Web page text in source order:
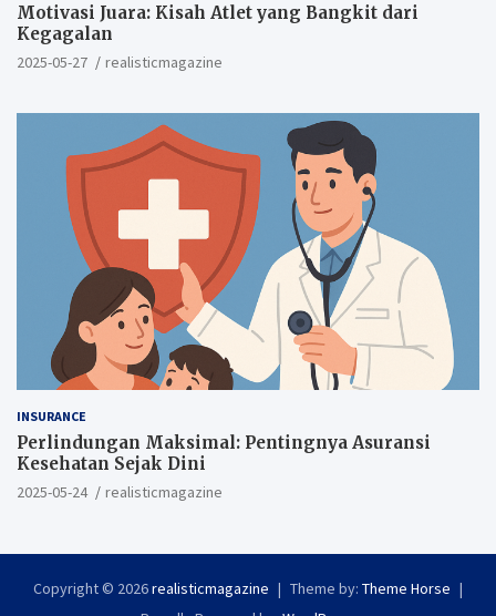
Motivasi Juara: Kisah Atlet yang Bangkit dari
Kegagalan
2025-05-27 realisticmagazine
INSURANCE
Perlindungan Maksimal: Pentingnya Asuransi
Kesehatan Sejak Dini
2025-05-24 realisticmagazine
Copyright © 2026realisticmagazine Theme by: Theme Horse